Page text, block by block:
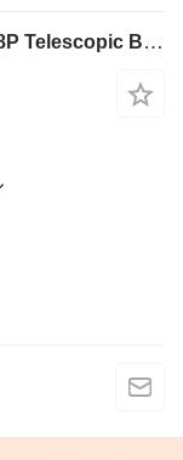
Renault MASTER Euro6B - Klubb K38P Telescopic Boom Lift 11.9M - 2750 hou